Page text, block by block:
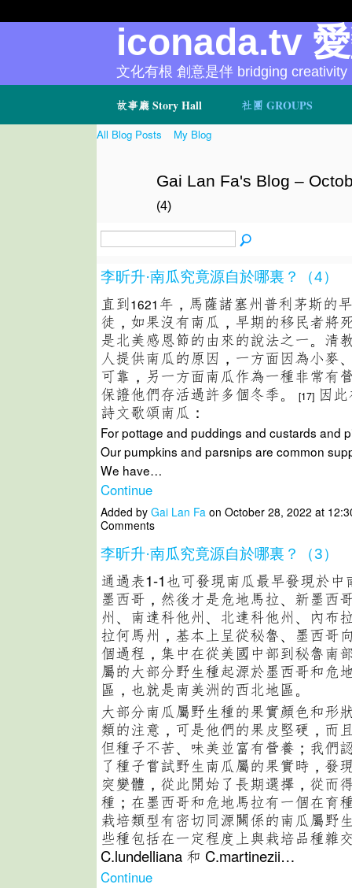
故事廳 Story Hall 社團 GROUPS
iconada.tv
文化有根 創意是伴 bridging creativity
All Blog Posts My Blog
Gai Lan Fa's Blog –
(4)
李昕升·南瓜究竟源自於哪裏？（4）
直到1621 年，馬薩諸塞州普利茅斯
徒，如果沒有南瓜，早期的移民者將
是北美感恩節的由來的說法之一。清
人提供南瓜的原因，一方面因為小麥
可靠，另一方面南瓜作為一種非常有
保證他們存活過許多個冬季。
[17]因此
詩文歌頌南瓜：
For pottage and puddings and custards and
Our pumpkins and parsnips are common
We have…
Continue
Added by Gai Lan Faon October 28, 2022 at
Comments
李昕升·南瓜究竟源自於哪裏？（3）
通過表1-1也可發現南瓜最早發現於中
墨西哥，然後才是危地馬拉、新墨西
州、南達科他州、北達科他州、內布
拉何馬州，基本上呈從秘魯、墨西哥
個過程，集中在從美國中部到秘魯南
屬的大部分野生種起源於墨西哥和危
區，也就是南美洲的西北地區。
大部分南瓜屬野生種的果實顏色和形
類的注意，可是他們的果皮堅硬，而
但種子不苦、味美並富有營養；我們
了種子嘗試野生南瓜屬的果實時，發
突變體，從此開始了長期選擇，從而
種；在墨西哥和危地馬拉有一個在育
栽培類型有密切同源關係的南瓜屬野
些種包括在一定程度上與栽培品種雜
C.lundelliana 和 C.martinezii…
Continue